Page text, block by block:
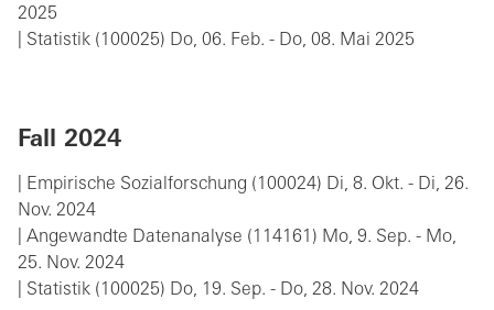
2025
| Statistik (100025) Do, 06. Feb. - Do, 08. Mai 2025
Fall 2024
| Empirische Sozialforschung (100024) Di, 8. Okt. - Di, 26.
Nov. 2024
| Angewandte Datenanalyse (114161) Mo, 9. Sep. - Mo,
25. Nov. 2024
| Statistik (100025) Do, 19. Sep. - Do, 28. Nov. 2024